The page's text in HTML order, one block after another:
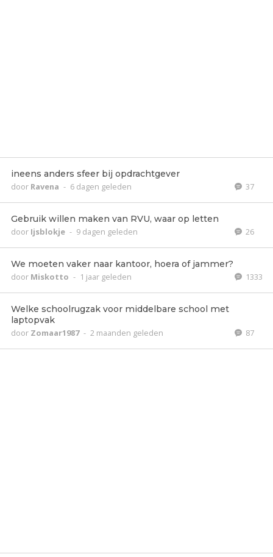
ineens anders sfeer bij opdrachtgever
door Ravena - 6 dagen geleden 37
Gebruik willen maken van RVU, waar op letten
door Ijsblokje - 9 dagen geleden 26
We moeten vaker naar kantoor, hoera of jammer?
door Miskotto - 1 jaar geleden 1333
Welke schoolrugzak voor middelbare school met
laptopvak
door Zomaar1987 - 2 maanden geleden 87